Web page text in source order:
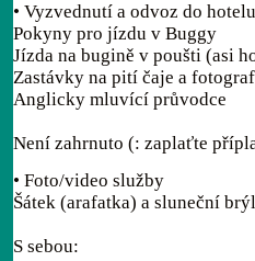
• Vyzvednutí a odvoz do
Pokyny pro jízdu v Buggy
Jízda na bugině v poušti (asi
Zastávky na pití čaje a
Anglicky mluvící průvodce
Není zahrnuto (: zaplaťte
• Foto/video služby
Šátek (arafatka) a sluneční
S sebou: